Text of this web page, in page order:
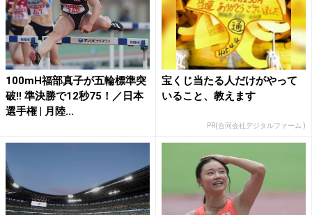
100mH福部真子が五輪標準突
破!! 準決勝で12秒75！／日本
選手権 | 月陸...
宝くじ当たる人だけがやって
いること、教えます
PR(合同会社デジタルファーム )